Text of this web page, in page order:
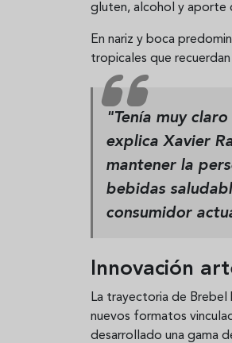
gluten, alcohol y aporte
En nariz y boca
tropicales que
"Tenía muy
explica Xavier
mantener la
bebidas
consumidor
Innovación
La trayectoria de Brebel
nuevos formatos
desarrollado una gama